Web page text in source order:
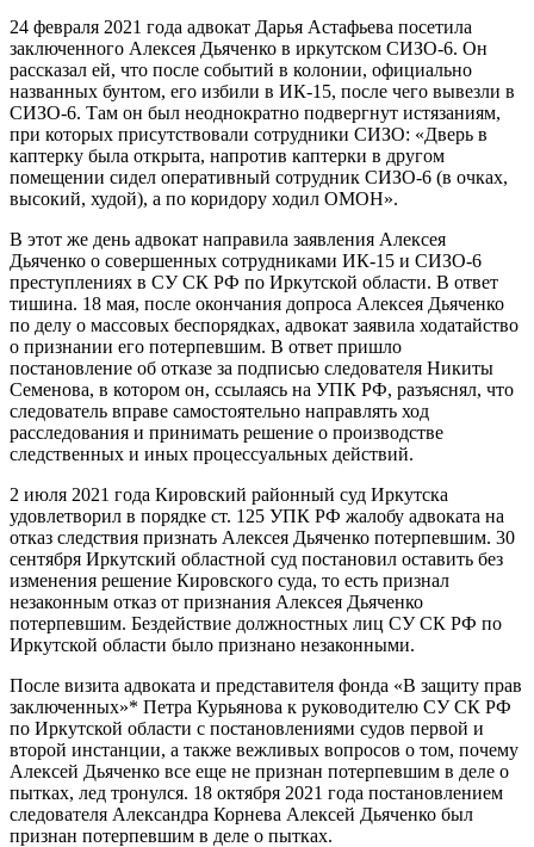
24 февраля 2021 года адвокат Дарья Астафьева посетила
заключенного Алексея Дьяченко в иркутском СИЗО-6. Он
рассказал ей, что после событий в колонии, официально
названных бунтом, его избили в ИК-15, после чего вывезли в
СИЗО-6. Там он был неоднократно подвергнут истязаниям,
при которых присутствовали сотрудники СИЗО: «Дверь в
каптерку была открыта, напротив каптерки в другом
помещении сидел оперативный сотрудник СИЗО-6 (в очках,
высокий, худой), а по коридору ходил ОМОН».
В этот же день адвокат направила заявления Алексея
Дьяченко о совершенных сотрудниками ИК-15 и СИЗО-6
преступлениях в СУ СК РФ по Иркутской области. В ответ
тишина. 18 мая, после окончания допроса Алексея Дьяченко
по делу о массовых беспорядках, адвокат заявила ходатайство
о признании его потерпевшим. В ответ пришло
постановление об отказе за подписью следователя Никиты
Семенова, в котором он, ссылаясь на УПК РФ, разъяснял, что
следователь вправе самостоятельно направлять ход
расследования и принимать решение о производстве
следственных и иных процессуальных действий.
2 июля 2021 года Кировский районный суд Иркутска
удовлетворил в порядке ст. 125 УПК РФ жалобу адвоката на
отказ следствия признать Алексея Дьяченко потерпевшим. 30
сентября Иркутский областной суд постановил оставить без
изменения решение Кировского суда, то есть признал
незаконным отказ от признания Алексея Дьяченко
потерпевшим. Бездействие должностных лиц СУ СК РФ по
Иркутской области было признано незаконными.
После визита адвоката и представителя фонда «В защиту прав
заключенных»* Петра Курьянова к руководителю СУ СК РФ
по Иркутской области с постановлениями судов первой и
второй инстанции, а также вежливых вопросов о том, почему
Алексей Дьяченко все еще не признан потерпевшим в деле о
пытках, лед тронулся. 18 октября 2021 года постановлением
следователя Александра Корнева Алексей Дьяченко был
признан потерпевшим в деле о пытках.